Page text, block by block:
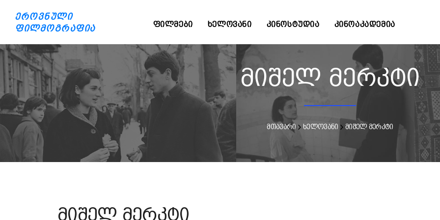
ეროვნული
ფილმოგრაფია
ᲤᲘᲚᲛᲔᲑᲘ ᲮᲔᲚᲝᲕᲐᲜᲘ ᲙᲘᲜᲝᲡᲢᲣᲓᲘᲐ ᲙᲘᲜᲝᲐᲙᲐᲓᲔᲛᲘᲐ
მიშელ მერკტი
მთავარი ხელოვანი მიშელ მერკტი
მიშელ მერკტი